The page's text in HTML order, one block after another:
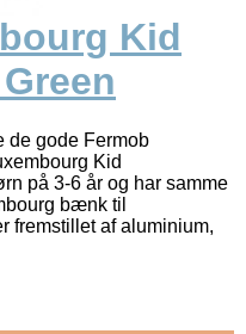
Kid
de gode Fermob
Kid
på 3-6 år og har samme
bænk til
fremstillet af aluminium,